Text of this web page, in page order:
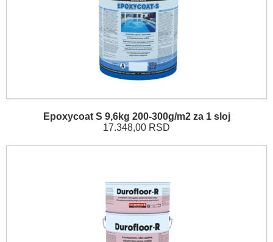
Epoxycoat S 9,6kg 200-300g/m2 za 1 sloj
17.348,00 RSD